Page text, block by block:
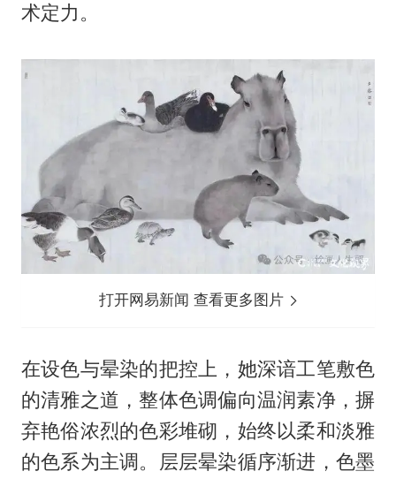
术定力。
打开网易新闻 查看更多图片
在设色与晕染的把控上，她深谙工笔敷色
的清雅之道，整体色调偏向温润素净，摒
弃艳俗浓烈的色彩堆砌，始终以柔和淡雅
的色系为主调。层层晕染循序渐进，色墨